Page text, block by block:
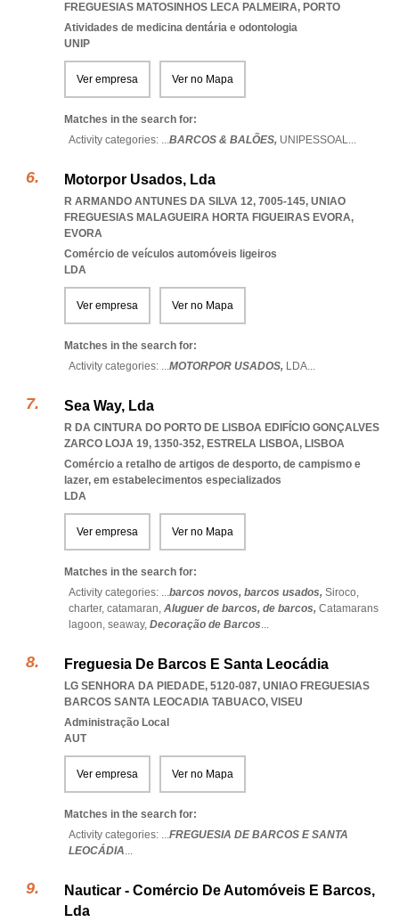
FREGUESIAS MATOSINHOS LECA PALMEIRA, PORTO
Atividades de medicina dentária e odontologia
UNIP
Ver empresa Ver no Mapa
Matches in the search for:
Activity categories: ...BARCOS & BALÕES, UNIPESSOAL...
Motorpor Usados, Lda
R ARMANDO ANTUNES DA SILVA 12, 7005-145, UNIAO
FREGUESIAS MALAGUEIRA HORTA FIGUEIRAS EVORA,
EVORA
Comércio de veículos automóveis ligeiros
LDA
Ver empresa Ver no Mapa
Matches in the search for:
Activity categories: ...MOTORPOR USADOS, LDA...
Sea Way, Lda
R DA CINTURA DO PORTO DE LISBOA EDIFÍCIO GONÇALVES
ZARCO LOJA 19, 1350-352, ESTRELA LISBOA, LISBOA
Comércio a retalho de artigos de desporto, de campismo e
lazer, em estabelecimentos especializados
LDA
Ver empresa Ver no Mapa
Matches in the search for:
Activity categories: ...barcos novos, barcos usados, Siroco,
charter, catamaran, Aluguer de barcos, de barcos, Catamarans
lagoon, seaway, Decoração de Barcos...
Freguesia De Barcos E Santa Leocádia
LG SENHORA DA PIEDADE, 5120-087, UNIAO FREGUESIAS
BARCOS SANTA LEOCADIA TABUACO, VISEU
Administração Local
AUT
Ver empresa Ver no Mapa
Matches in the search for:
Activity categories: ...FREGUESIA DE BARCOS E SANTA
LEOCÁDIA...
Nauticar - Comércio De Automóveis E Barcos,
Lda